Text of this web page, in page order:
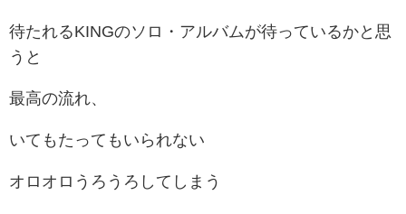
待たれるKINGのソロ・アルバムが待っているかと思
うと
最高の流れ、
いてもたってもいられない
オロオロうろうろしてしまう